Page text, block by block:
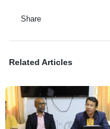
Share
Related Articles